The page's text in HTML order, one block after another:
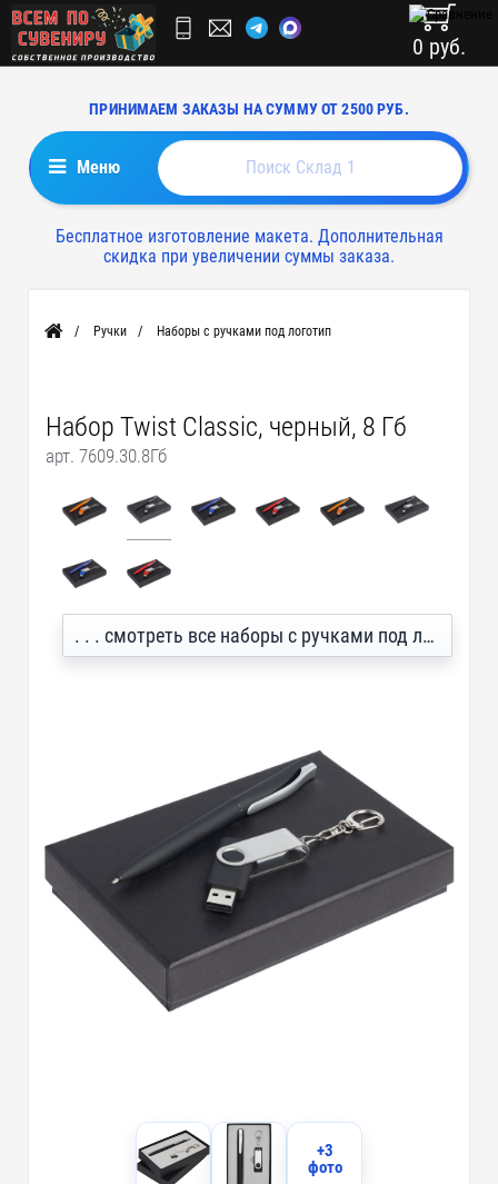
ПРИНИМАЕМ ЗАКАЗЫ НА СУММУ ОТ 2500 РУБ.
0 руб.
Меню
Бесплатное изготовление макета. Дополнительная
скидка при увеличении суммы заказа.
Главная Ручки Наборы с ручками под логотип
Набор Twist Classic, черный, 8 Гб
арт. 7609.30.8Гб
. . . смотреть все наборы с ручками под логотип
+3
фото